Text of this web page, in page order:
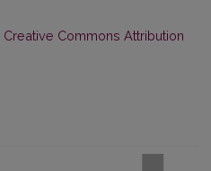
Creative Commons Attribution